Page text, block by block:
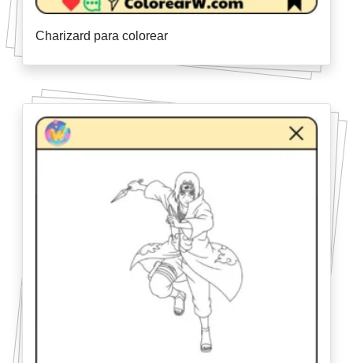
Charizard para colorear